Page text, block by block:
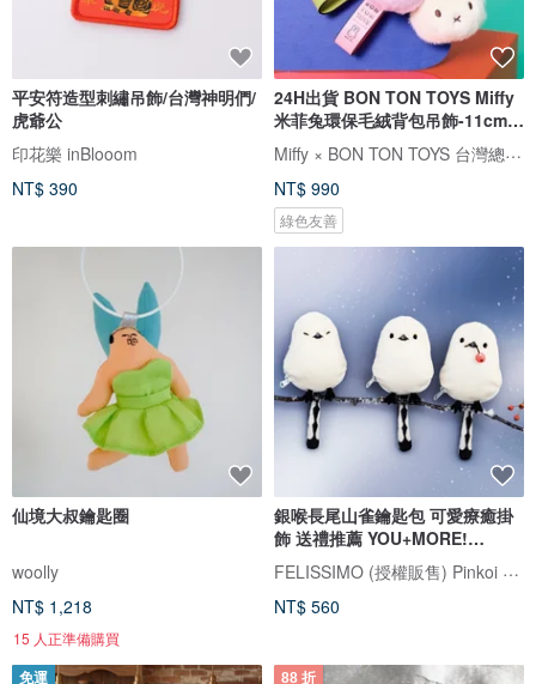
平安符造型刺繡吊飾/台灣神明們/
虎爺公
印花樂 inBlooom
NT$ 390
24H出貨 BON TON TOYS Miffy
米菲兔環保毛絨背包吊飾-11cm
(兩色
Miffy × BON TON TOYS 台灣總代理
NT$ 990
綠色友善
仙境大叔鑰匙圈
woolly
NT$ 1,218
15 人正準備購買
銀喉長尾山雀鑰匙包 可愛療癒掛
飾 送禮推薦 YOU+MORE!
FELISSIMO
FELISSIMO (授權販售) Pinkoi 品牌形象館
NT$ 560
免運 88 折